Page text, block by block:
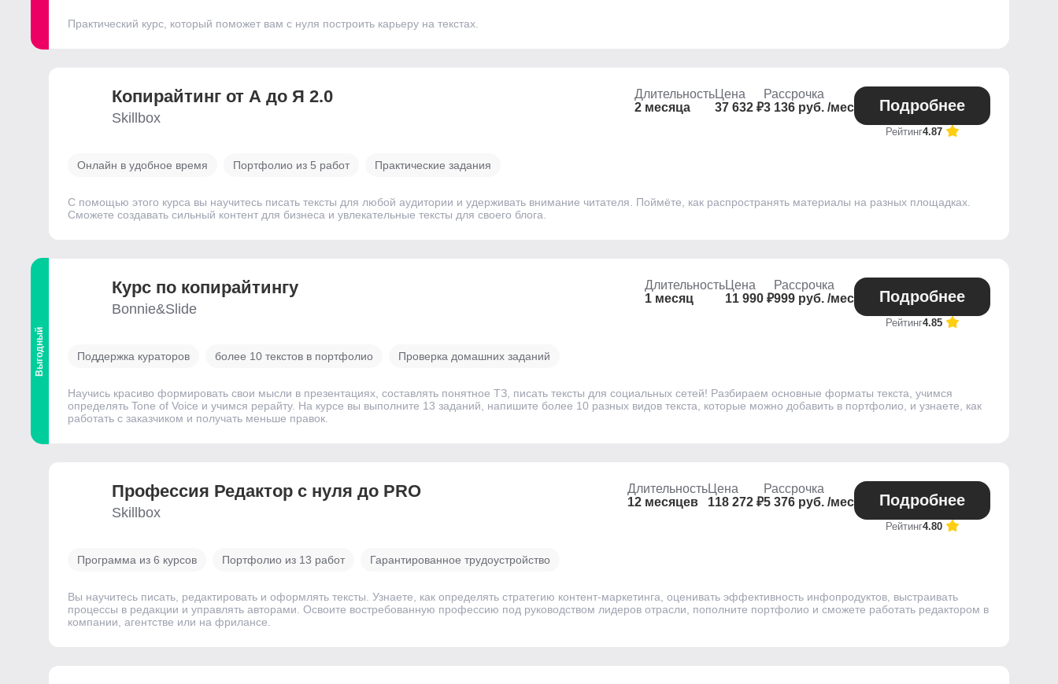
Практический курс, который поможет вам с нуля построить карьеру на текстах.
Копирайтинг от А до Я 2.0
Skillbox
Длительность
2 месяца
Цена
37 632 ₽
Рассрочка
3 136 руб. /мес
Подробнее
Рейтинг4.87
Онлайн в удобное время Портфолио из 5 работ Практические задания
С помощью этого курса вы научитесь писать тексты для любой аудитории и удерживать внимание читателя. Поймёте, как распространять материалы на разных площадках.
Сможете создавать сильный контент для бизнеса и увлекательные тексты для своего блога.
Выгодный
Курс по копирайтингу
Bonnie&Slide
Длительность
1 месяц
Цена
11 990 ₽
Рассрочка
999 руб. /мес
Подробнее
Рейтинг4.85
Поддержка кураторов более 10 текстов в портфолио Проверка домашних заданий
Научись красиво формировать свои мысли в презентациях, составлять понятное ТЗ, писать тексты для социальных сетей! Разбираем основные форматы текста, учимся
определять Tone of Voice и учимся рерайту. На курсе вы выполните 13 заданий, напишите более 10 разных видов текста, которые можно добавить в портфолио, и узнаете, как
работать с заказчиком и получать меньше правок.
Профессия Редактор с нуля до PRO
Skillbox
Длительность
12 месяцев
Цена
118 272 ₽
Рассрочка
5 376 руб. /мес
Подробнее
Рейтинг4.80
Программа из 6 курсов Портфолио из 13 работ Гарантированное трудоустройство
Вы научитесь писать, редактировать и оформлять тексты. Узнаете, как определять стратегию контент-маркетинга, оценивать эффективность инфопродуктов, выстраивать
процессы в редакции и управлять авторами. Освоите востребованную профессию под руководством лидеров отрасли, пополните портфолио и сможете работать редактором в
компании, агентстве или на фрилансе.